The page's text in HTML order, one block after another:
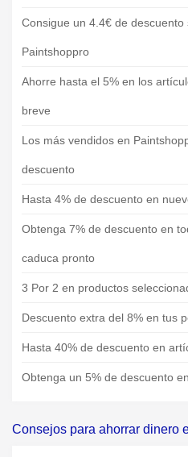
Consigue un 4.4€ de descuento
Paintshoppro
Ahorre hasta el 5% en los
breve
Los más vendidos en
descuento
Hasta 4% de descuento en
Obtenga 7% de descuento en
caduca pronto
3 Por 2 en productos
Descuento extra del 8% en tus
Hasta 40% de descuento en
Obtenga un 5% de descuento
Consejos para ahorrar dinero